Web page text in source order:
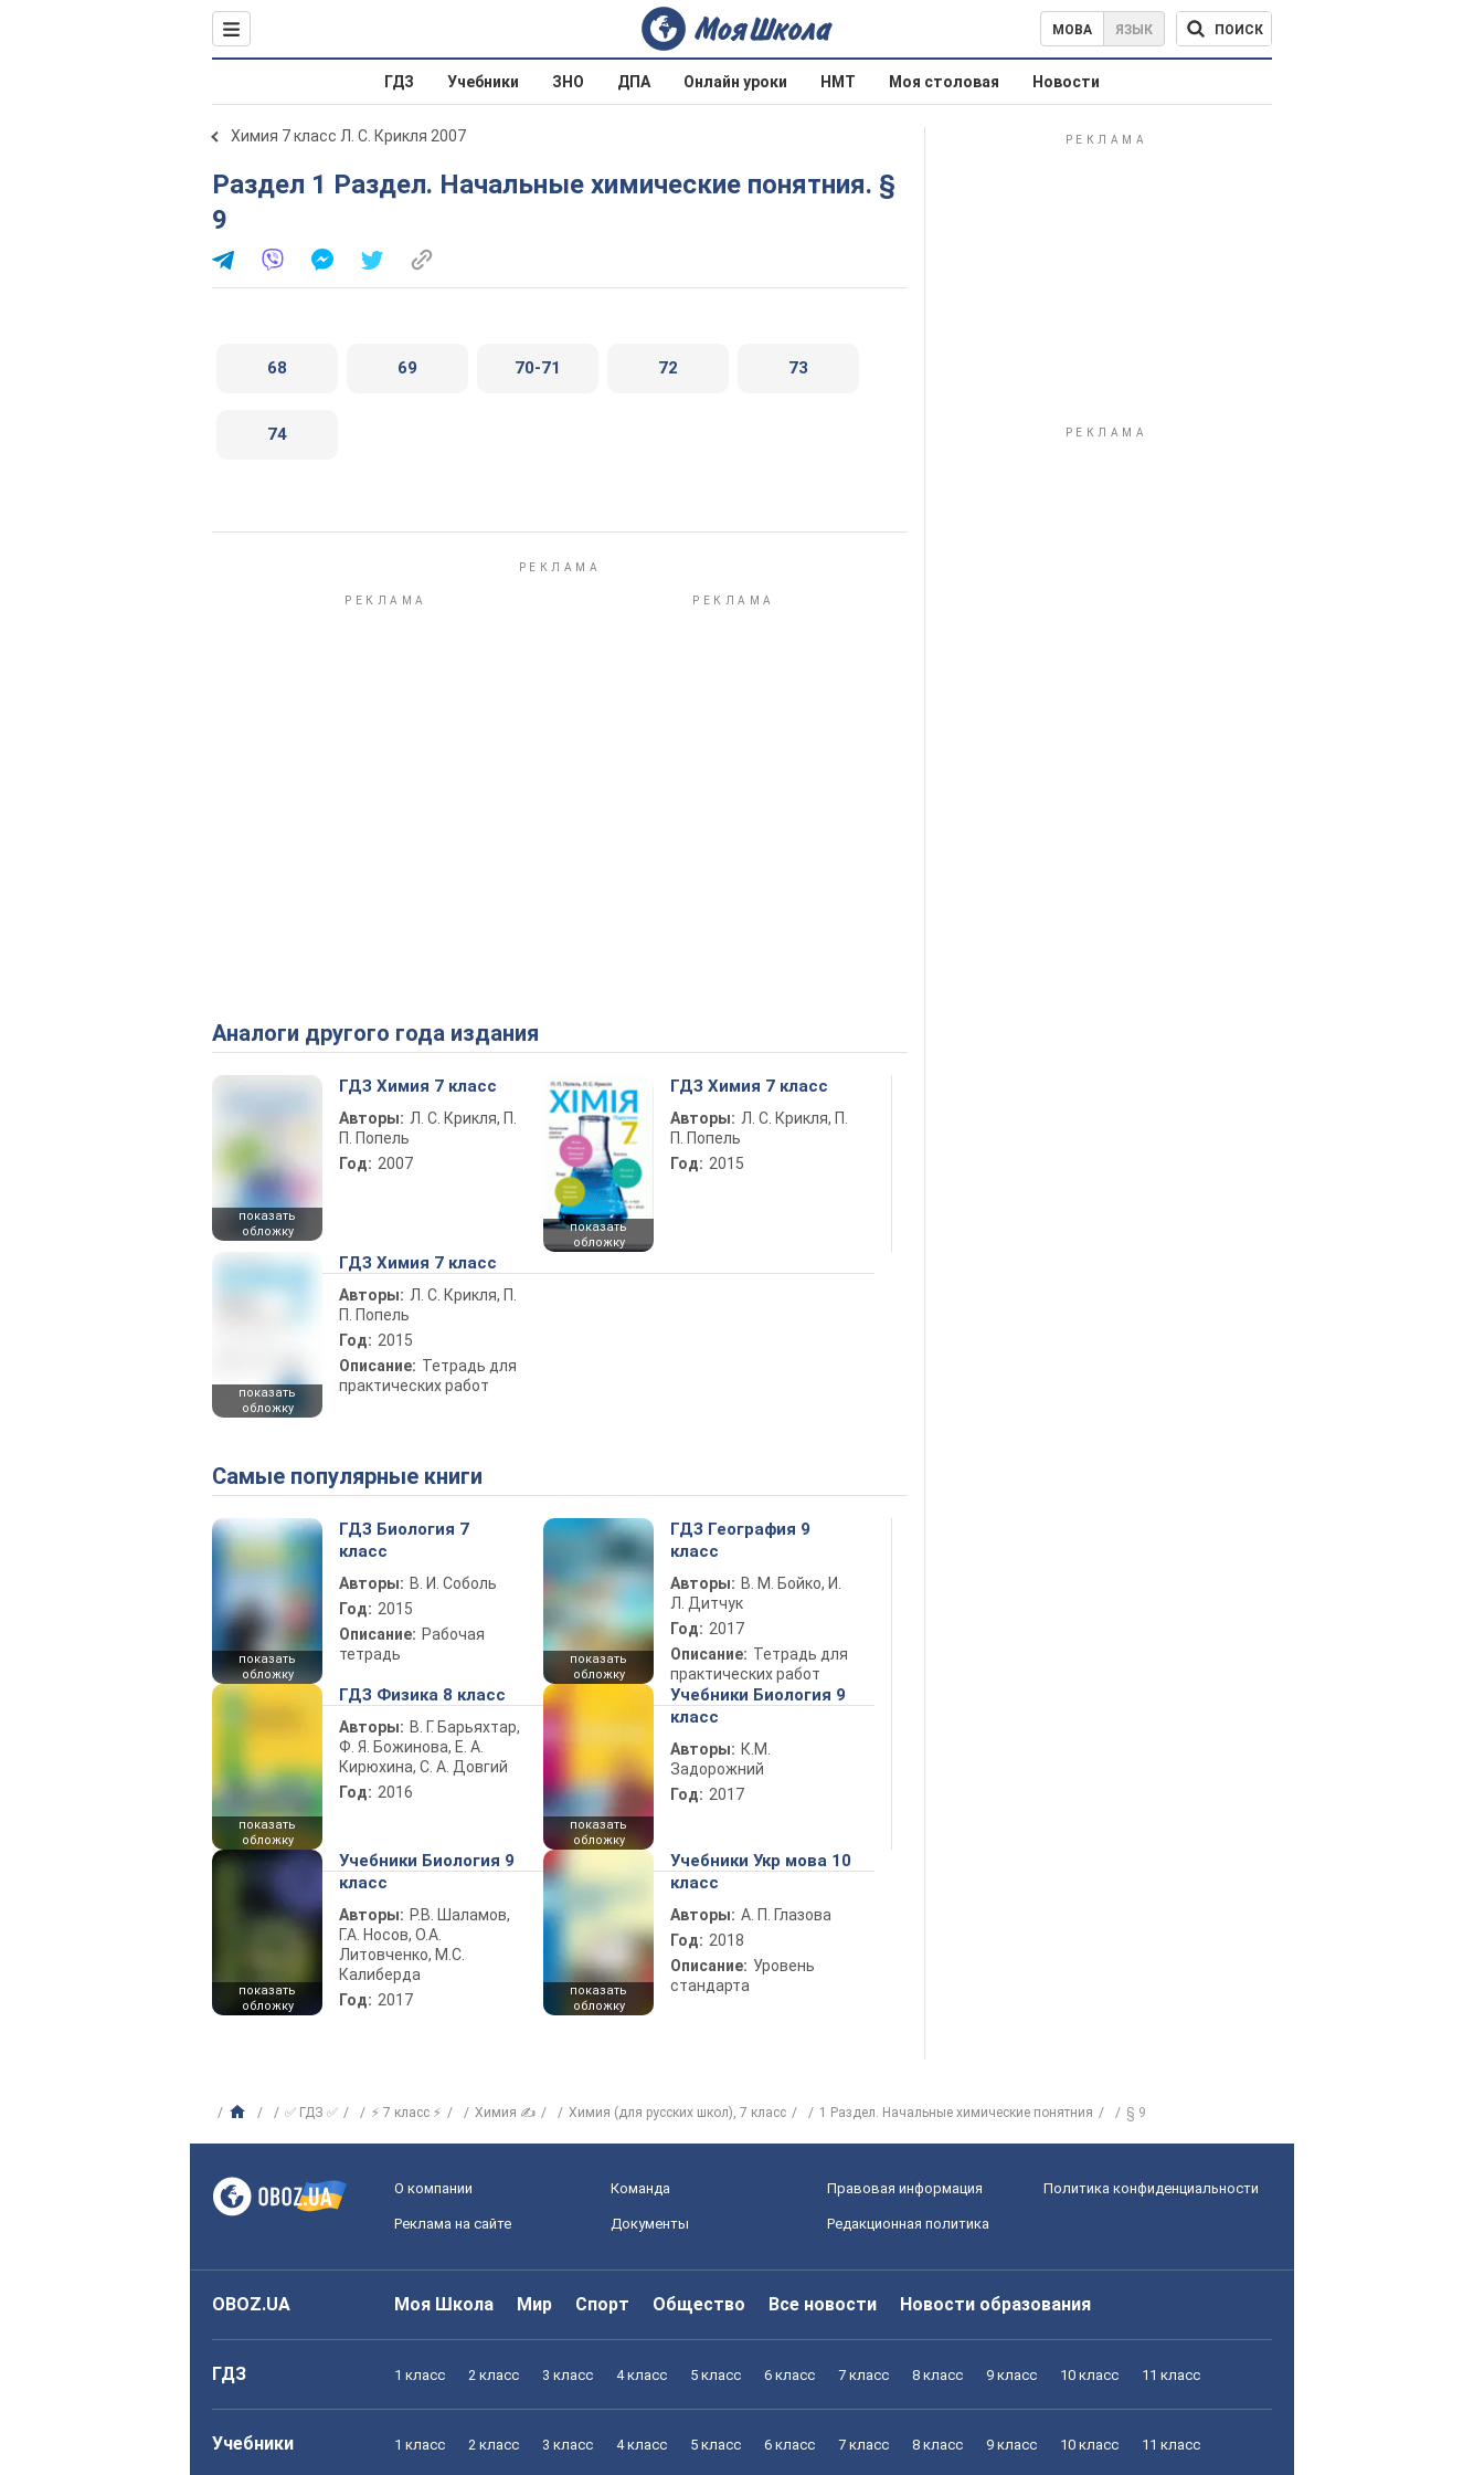
МОВА ЯЗЫК ПОИСК
ГДЗ Учебники ЗНО ДПА Онлайн уроки НМТ Моя столовая Новости
Химия 7 класс Л. С. Крикля 2007
Раздел 1 Раздел. Начальные химические понятния. §
9
68 69 70-71 72 73
74
Аналоги другого года издания
показать
обложку
ГДЗ Химия 7 класс
Авторы: Л. С. Крикля, П.
П. Попель
Год: 2007
показать
обложку
ГДЗ Химия 7 класс
Авторы: Л. С. Крикля, П.
П. Попель
Год: 2015
показать
обложку
ГДЗ Химия 7 класс
Авторы: Л. С. Крикля, П.
П. Попель
Год: 2015
Описание: Тетрадь для
практических работ
Самые популярные книги
показать
обложку
ГДЗ Биология 7
класс
Авторы: В. И. Соболь
Год: 2015
Описание: Рабочая
тетрадь
показать
обложку
ГДЗ География 9
класс
Авторы: В. М. Бойко, И.
Л. Дитчук
Год: 2017
Описание: Тетрадь для
практических работ
показать
обложку
ГДЗ Физика 8 класс
Авторы: В. Г. Барьяхтар,
Ф. Я. Божинова, Е. А.
Кирюхина, С. А. Довгий
Год: 2016
показать
обложку
Учебники Биология 9
класс
Авторы: К.М.
Задорожний
Год: 2017
показать
обложку
Учебники Биология 9
класс
Авторы: Р.В. Шаламов,
Г.А. Носов, О.А.
Литовченко, М.С.
Калиберда
Год: 2017
показать
обложку
Учебники Укр мова 10
класс
Авторы: А. П. Глазова
Год: 2018
Описание: Уровень
стандарта
✅ ГДЗ ✅ ⚡ 7 класс ⚡ Химия ✍ Химия (для русских школ), 7 класс 1 Раздел. Начальные химические понятния § 9
О компании Команда Правовая информация Политика конфиденциальности
Реклама на сайте Документы Редакционная политика
OBOZ.UA Моя Школа Мир Спорт Общество Все новости Новости образования
ГДЗ 1 класс 2 класс 3 класс 4 класс 5 класс 6 класс 7 класс 8 класс 9 класс 10 класс 11 класс
Учебники 1 класс 2 класс 3 класс 4 класс 5 класс 6 класс 7 класс 8 класс 9 класс 10 класс 11 класс